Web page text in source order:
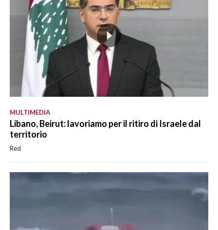
MULTIMEDIA
Libano, Beirut: lavoriamo per il ritiro di Israele dal
territorio
Red